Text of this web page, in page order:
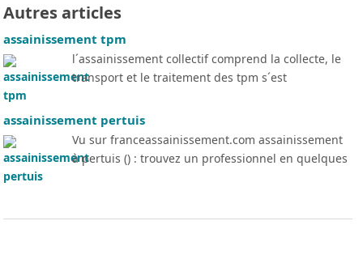
Autres articles
assainissement tpm
l´assainissement collectif comprend la collecte, le
transport et le traitement des tpm s´est
assainissement pertuis
Vu sur franceassainissement.com assainissement
à pertuis () : trouvez un professionnel en quelques